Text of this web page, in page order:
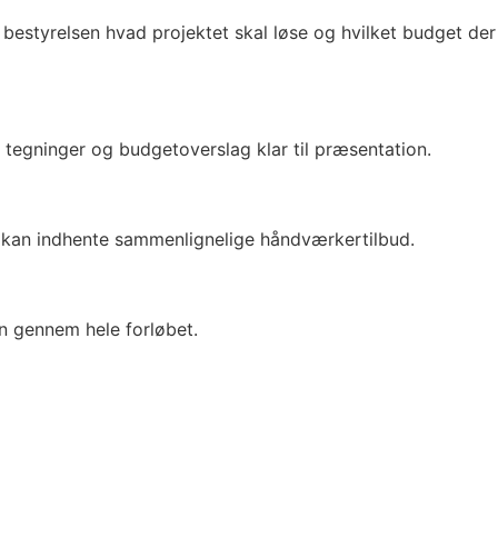
hvad projektet skal løse og hvilket budget der
og budgetoverslag klar til præsentation.
indhente sammenlignelige håndværkertilbud.
gennem hele forløbet.